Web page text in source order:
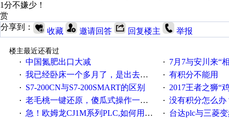
1分不嫌少！
赏
分享到：
收藏 邀请回答 回复楼主 举报
楼主最近还看过
· 中国氮肥出口大减 · 7月7与安川来“
· 我已经卧床一个多月了，是出去安装机械手在高速遭遇车祸所致:大家工作都要特别注意啊 · 有积分不能用
· S7-200CN与S7-200SMART的区别 · 2017王者之狮“鸡”情签到
· 老毛桃一键还原，傻瓜式操作一键轻松备份还原；程序为向导式安装，一键即可实现自动备份或还原系统。 · 没有积分怎么办
· 急！欧姆龙CJ1M系列PLC,如何用时间控制变频器。要求时间在组态王中可以自由输入！拜托各位大神了！ · 台达plc与三菱